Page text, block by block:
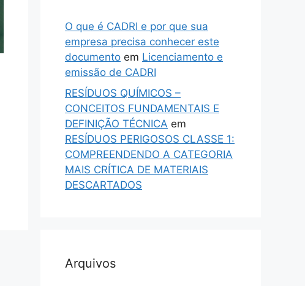
O que é CADRI e por que sua
empresa precisa conhecer este
documento em Licenciamento e
emissão de CADRI
RESÍDUOS QUÍMICOS –
CONCEITOS FUNDAMENTAIS E
DEFINIÇÃO TÉCNICA em
RESÍDUOS PERIGOSOS CLASSE 1:
COMPREENDENDO A CATEGORIA
MAIS CRÍTICA DE MATERIAIS
DESCARTADOS
Arquivos